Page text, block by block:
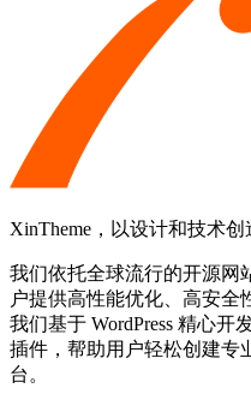
XinTheme，以设计和技术创
我们依托全球流行的开源网
户提供高性能优化、高安全
我们基于 WordPress 精心开
插件，帮助用户轻松创建专
台。